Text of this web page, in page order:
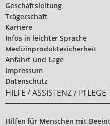
Geschäftsleitung
Trägerschaft
Karriere
Infos in leichter Sprache
Medizinproduktesicherheit
Anfahrt und Lage
Impressum
Datenschutz
HILFE / ASSISTENZ / PFLEGE
Hilfen für Menschen mit